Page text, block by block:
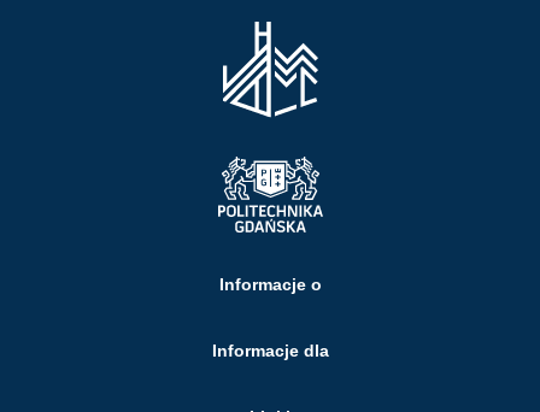
Informacje o
Informacje dla